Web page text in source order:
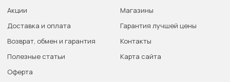
Акции
Доставка и оплата
Возврат, обмен и гарантия
Полезные статьи
Оферта
Магазины
Гарантия лучшей цены
Контакты
Карта сайта